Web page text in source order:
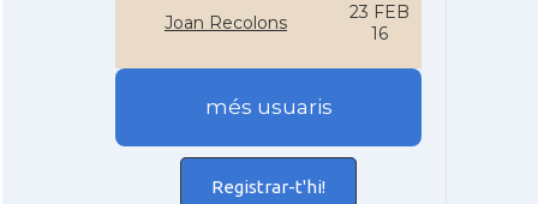
Joan Recolons
23 FEB
16
més usuaris
Registrar-t'hi!